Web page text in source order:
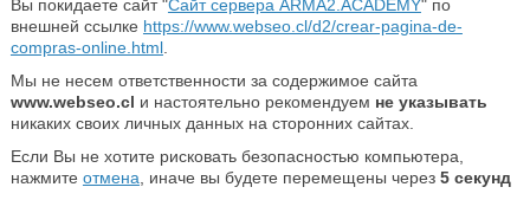
Вы покидаете сайт "Сайт сервера ARMA2.ACADEMY" по
внешней ссылке https://www.webseo.cl/d2/crear-pagina-de-
compras-online.html.
Мы не несем ответственности за содержимое сайта
www.webseo.cl и настоятельно рекомендуем не указывать
никаких своих личных данных на сторонних сайтах.
Если Вы не хотите рисковать безопасностью компьютера,
нажмите отмена , иначе вы будете перемещены через 5секунд